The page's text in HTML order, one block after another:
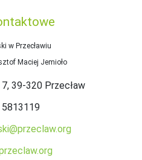
w Przecławiu
Maciej Jemioło
39-320 Przecław
5813119